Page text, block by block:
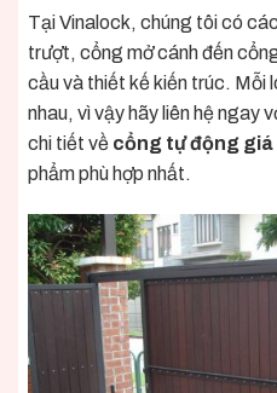
Tại Vinalock, chúng tôi có
trượt, cổng mở cánh đến
cầu và thiết kế kiến trúc. Mỗi
nhau, vì vậy hãy liên hệ ngay
chi tiết về cổng tự động giá
phẩm phù hợp nhất.